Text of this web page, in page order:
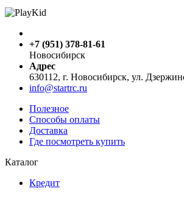
+7 (951) 378-81-61
Новосибирск
Адрес
630112, г. Новосибирск, ул.
info@startrc.ru
Полезное
Способы оплаты
Доставка
Где посмотреть купить
Каталог
Кредит